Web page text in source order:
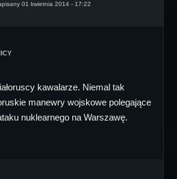
01 kwietnia 2014 - 17:22
kawalarze. Niemal tak
manewry wojskowe polegające
nuklearnego na Warszawę.